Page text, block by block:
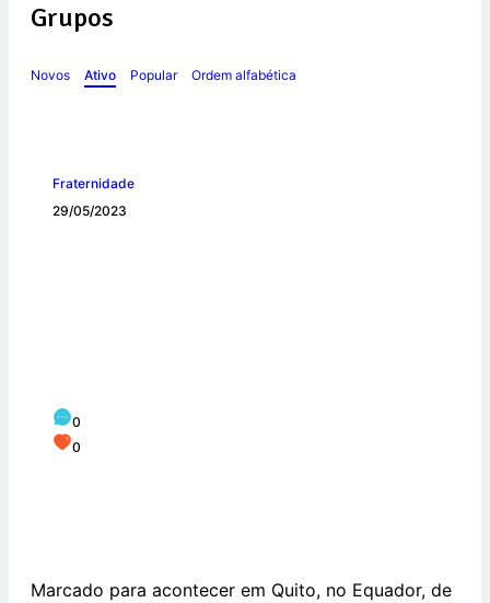
Grupos
Novos Ativo Popular Ordem alfabética
Fraternidade
29/05/2023
0
0
Marcado para acontecer em Quito, no Equador, de